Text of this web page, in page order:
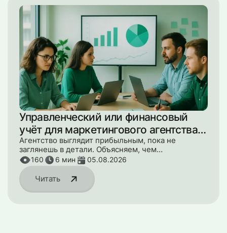
Управленческий или финансовый
учёт для маркетингового агентства:
с чего начать
Агентство выглядит прибыльным, пока не
заглянешь в детали. Объясняем, чем
управленческий учёт отличается от финансового
и с каких трёх шагов начать наводить порядок в
деньгах.
Читать
160 6 мин 05.08.2026